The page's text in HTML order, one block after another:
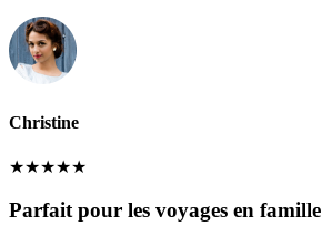
Christine
★★★★★
Parfait pour les voyages en famille